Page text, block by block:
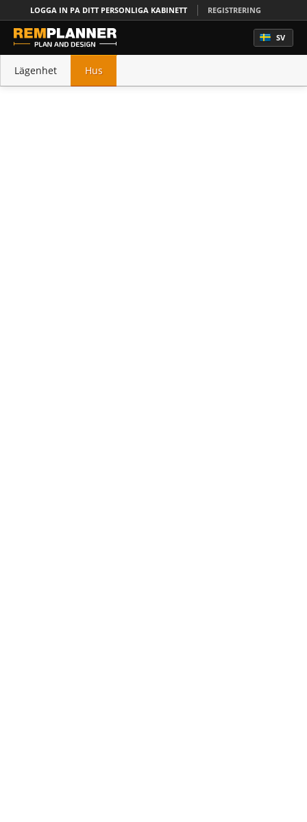
LOGGA IN PA DITT PERSONLIGA KABINETT REGISTRERING
SV
Lägenhet Hus